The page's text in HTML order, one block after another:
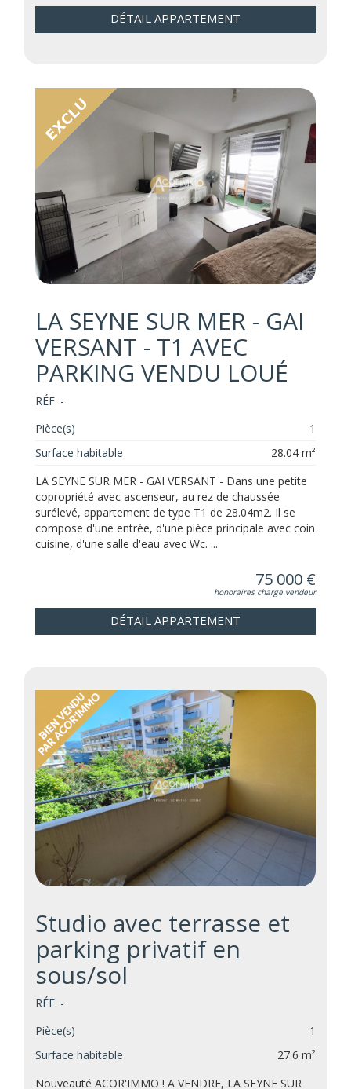
DÉTAIL APPARTEMENT
LA SEYNE SUR MER - GAI
VERSANT - T1 AVEC
PARKING VENDU LOUÉ
RÉF. -
Pièce(s)
1
Surface habitable
28.04 m²
LA SEYNE SUR MER - GAI VERSANT - Dans une petite
copropriété avec ascenseur, au rez de chaussée
surélevé, appartement de type T1 de 28.04m2. Il se
compose d'une entrée, d'une pièce principale avec coin
cuisine, d'une salle d'eau avec Wc. ...
75 000 €
honoraires charge vendeur
DÉTAIL APPARTEMENT
Studio avec terrasse et
parking privatif en
sous/sol
RÉF. -
Pièce(s)
1
Surface habitable
27.6 m²
Nouveauté ACOR'IMMO ! A VENDRE, LA SEYNE SUR